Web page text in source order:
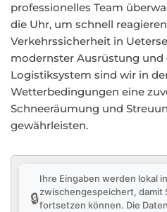
professionelles Team
die Uhr, um schnell
Verkehrssicherheit in
modernster Ausrüstung und
Logistiksystem sind wir in
Wetterbedingungen eine
Schneeräumung und
gewährleisten.
🔒
Ihre Eingaben werden lokal
zwischengespeichert, damit
fortsetzen können. Die